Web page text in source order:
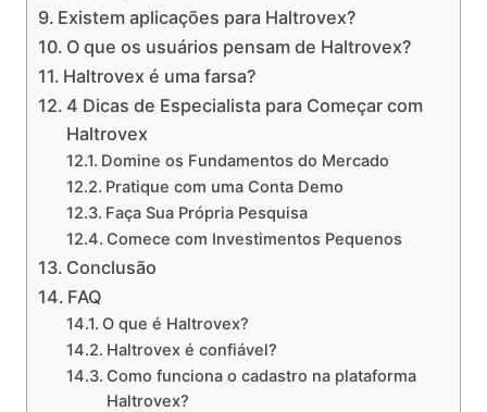
Existem aplicações para Haltrovex?
O que os usuários pensam de Haltrovex?
Haltrovex é uma farsa?
4 Dicas de Especialista para Começar com
Haltrovex
Domine os Fundamentos do Mercado
Pratique com uma Conta Demo
Faça Sua Própria Pesquisa
Comece com Investimentos Pequenos
Conclusão
FAQ
O que é Haltrovex?
Haltrovex é confiável?
Como funciona o cadastro na plataforma
Haltrovex?